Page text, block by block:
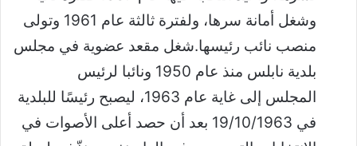
وشغل أمانة سرها، ولفترة ثالثة عام 1961 وتولى
منصب نائب رئيسها.شغل مقعد عضوية في مجلس
بلدية نابلس منذ عام 1950 ونائبا لرئيس
المجلس إلى غاية عام 1963، ليصبح رئيسًا للبلدية
في 19/10/1963 بعد أن حصد أعلى الأصوات في